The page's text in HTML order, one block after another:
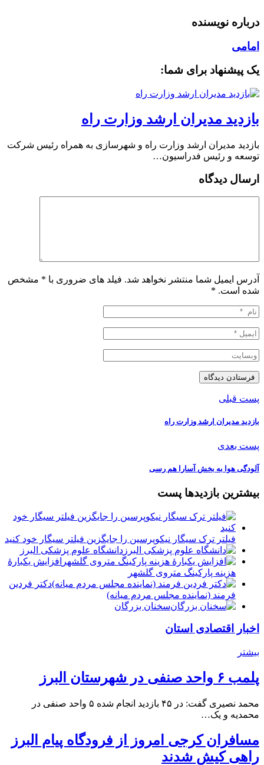
درباره نویسنده
امامی
یک پیشنهاد برای شما:
بازدید مدیران ارشد وزارت راه
بازدید مدیران ارشد وزارت راه و شهرسازی به همراه رئیس شرکت
توسعه و رئیس فدراسیون…
ارسال دیدگاه
آدرس ایمیل شما منتشر نخواهد شد. فیلد های ضروری با * مشخص
شده است. *
پست قبلی
بازدید مدیران ارشد وزارت راه
پست بعدی
آلودگی هوا به بخش آسارا هم رسی
بیشترین بازدیدها پست
فیلتر ترک سیگار نیکوپرسین را جایگزین فیلتر سیگار خود کنید
دانشگاه علوم پزشکی البرز
افزایش یکبارۀ
هزینه پارکینگ متروی گلشهر
دكتر فردين
فرمند (نماينده مجلس مردم میانه)
سخنان بزرگان
اخبار اقتصادی استان
بیشتر
پلمب ۶ واحد صنفی در شهرستان البرز
محمد نصیری گفت: در ۴۵ بازدید انجام شده ۵ واحد صنفی در
محمدیه و یک…
مسافران کرجی امروز از فرودگاه پیام البرز
راهی کیش شدند